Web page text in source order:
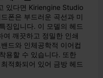
있다면 Kiriengine Studio
폰은 부드러운 곡선과 미
징입니다. 이 모델의 헤드
깨끗하고 정밀한 인쇄
드와 인체공학적 이어컵
용할 수 있습니다. 또한
적화되어 있어 금방 헤드